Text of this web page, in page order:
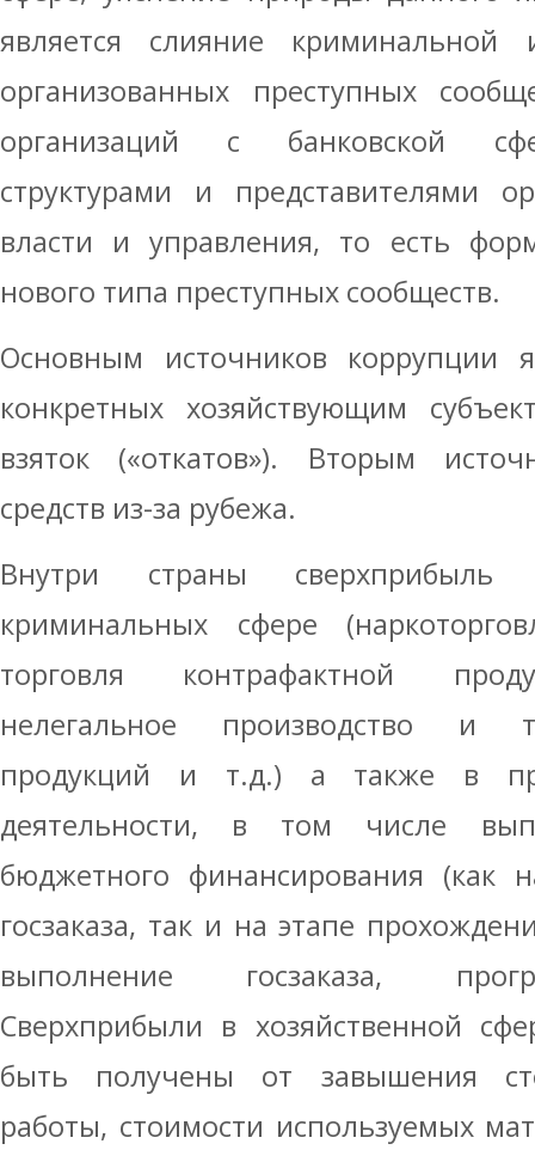
является слияние криминальной
организованных преступных
организаций с банковской
структурами и представителями
власти и управления, то есть
нового типа преступных сообществ.
Основным источников коррупции
конкретных хозяйствующим
взяток («откатов»). Вторым
средств из-за рубежа.
Внутри страны
криминальных сфере
торговля контрафактной
нелегальное производство и
продукций и т.д.) а также в
деятельности, в том числе
бюджетного финансирования (как
госзаказа, так и на этапе
выполнение госзаказа,
Сверхприбыли в хозяйственной
быть получены от завышения
работы, стоимости используемых